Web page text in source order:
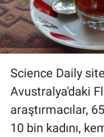
Science Daily
Avustralya'daki
araştırmacılar,
10 bin kadını,
Ramazan